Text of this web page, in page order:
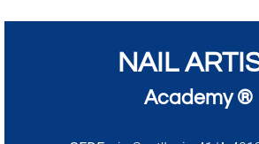
NAIL
Academy ®